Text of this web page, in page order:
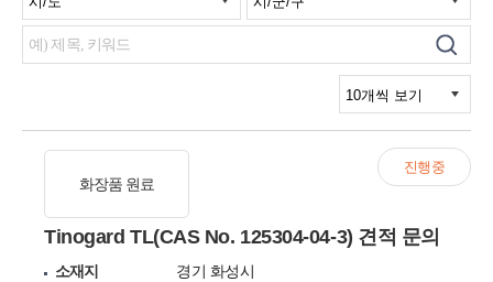
화장품 원료
Tinogard TL(CAS No. 125304-04-3) 견적 문의
소재지
경기 화성시
진행중